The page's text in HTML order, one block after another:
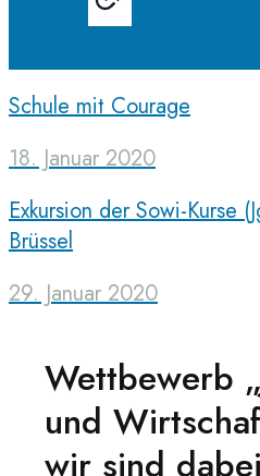
Schule mit Courage
18. Januar 2020
Exkursion der Sowi-Kurse
Brüssel
29. Januar 2020
Wettbewerb
und
wir sind